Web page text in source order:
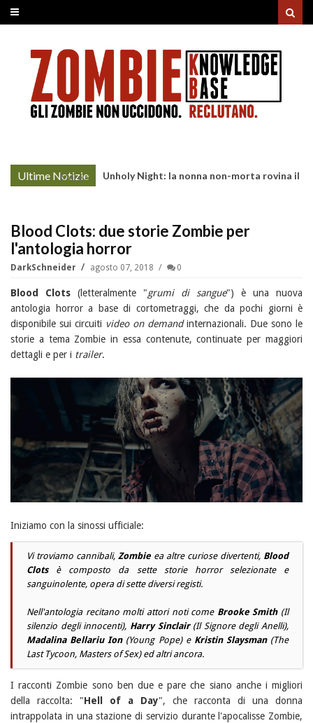
Ultime Notizie
More »
Unholy Night: la nonna non-morta rovina il
Blood Clots: due storie Zombie per
l'antologia horror
DarkSchneider agosto 07, 2018 0
Blood Clots (letteralmente "grumi di sangue") è una nuova
antologia horror a base di cortometraggi, che da pochi giorni è
disponibile sui circuiti video on demandinternazionali. Due sono le
storie a tema Zombie in essa contenute, continuate per maggiori
dettagli e per i trailer.
Iniziamo con la sinossi ufficiale:
Vi troviamo cannibali, Zombie ea altre curiose divertenti, Blood
Clotsè composto da sette storie horror selezionate e
sanguinolente, opera di sette diversi registi.
Nell'antologia recitano molti attori noti come Brooke Smith(Il
silenzio degli innocenti), Harry Sinclair(Il Signore degli Anelli),
Madalina Bellariu Ion(Young Pope) e Kristin Slaysman(The
Last Tycoon, Masters of Sex) ed altri ancora.
I racconti Zombie sono ben due e pare che siano anche i migliori
della raccolta: "Hell of a Day", che racconta di una donna
intrappolata in una stazione di servizio durante l'apocalisse Zombie,